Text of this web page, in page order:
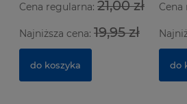
Cena regularna: 21,00 zł
Najniższa cena: 19,95 zł
do koszyka do